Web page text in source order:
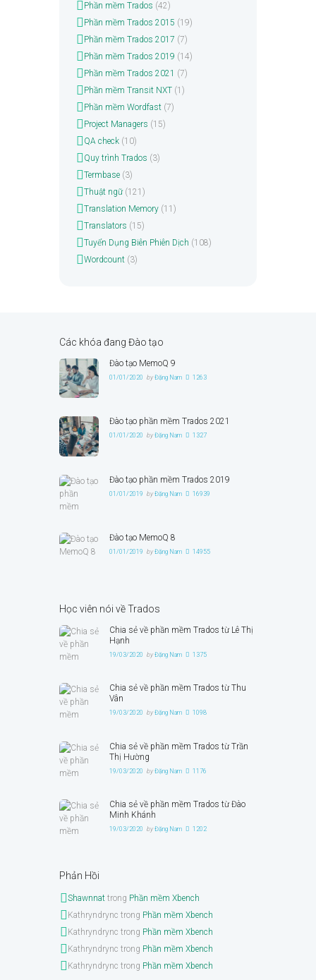
Phần mềm Trados (42)
Phần mềm Trados 2015 (19)
Phần mềm Trados 2017 (7)
Phần mềm Trados 2019 (14)
Phần mềm Trados 2021 (7)
Phần mềm Transit NXT(1)
Phần mềm Wordfast(7)
Project Managers (15)
QA check(10)
Quy trình Trados (3)
Termbase(3)
Thuật ngữ(121)
Translation Memory(11)
Translators (15)
Tuyển Dụng Biên Phiên Dịch (108)
Wordcount(3)
Các khóa đang Đào tạo
Đào tạo MemoQ 9
01/01/2020 byĐặng Nam 1263
Đào tạo phần mềm Trados 2021
01/01/2020 byĐặng Nam 1327
Đào tạo phần mềm Trados 2019
01/01/2019 byĐặng Nam 16939
Đào tạo MemoQ 8
01/01/2019 byĐặng Nam 14955
Học viên nói về Trados
Chia sẻ về phần mềm Trados từ Lê Thị
Hạnh
19/03/2020 byĐặng Nam 1375
Chia sẻ về phần mềm Trados từ Thu
Vân
19/03/2020 byĐặng Nam 1098
Chia sẻ về phần mềm Trados từ Trần
Thị Hường
19/03/2020 byĐặng Nam 1176
Chia sẻ về phần mềm Trados từ Đào
Minh Khánh
19/03/2020 byĐặng Nam 1202
Phản Hồi
Shawnnat trong Phần mềm Xbench
Kathryndrync trong Phần mềm Xbench
Kathryndrync trong Phần mềm Xbench
Kathryndrync trong Phần mềm Xbench
Kathryndrync trong Phần mềm Xbench